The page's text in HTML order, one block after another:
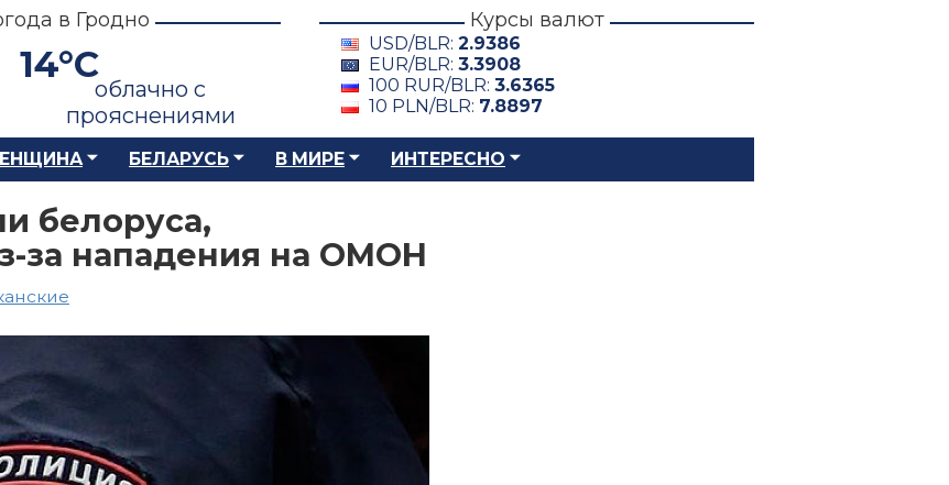
в Гродно
14°C
облачно с
прояснениями
Курсы валют
USD/BLR: 2.9386
EUR/BLR: 3.3908
100 RUR/BLR: 3.6365
10 PLN/BLR: 7.8897
БЕЛАРУСЬ В МИРЕ ИНТЕРЕСНО
белоруса,
за нападения на ОМОН